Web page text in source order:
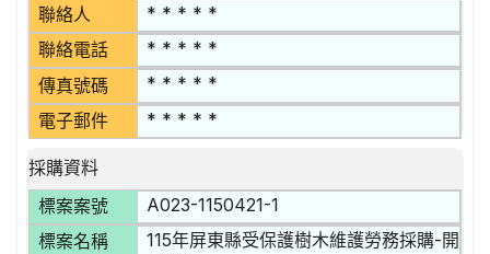
聯絡人 * * * * *
聯絡電話 * * * * *
傳真號碼 * * * * *
電子郵件 * * * * *
採購資料
標案案號
A023-1150421-1
標案名稱
115年屏東縣受保護樹木維護勞務採購-開